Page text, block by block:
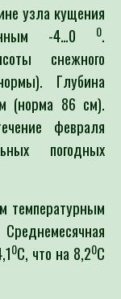
узла кущения
-4…0
0.
снежного
Глубина
(норма 86 см).
февраля
погодных
температурным
0С, что на 8,20С